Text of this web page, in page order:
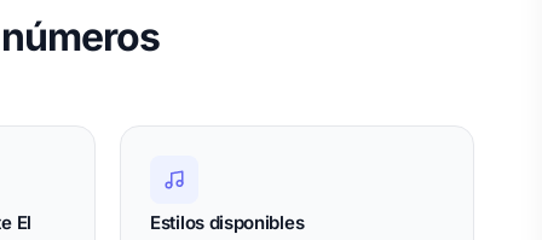
El Estilos disponibles